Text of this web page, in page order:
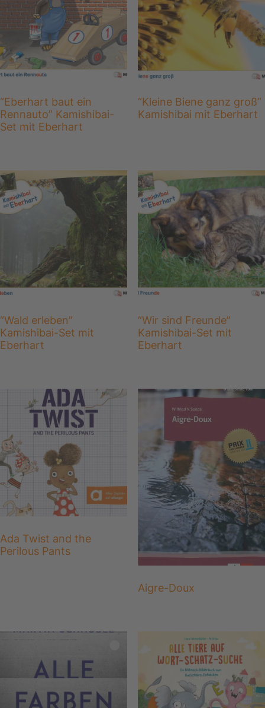
“Eberhart baut ein
Rennauto” Kamishibai-
Set mit Eberhart
“Kleine Biene ganz groß”
Kamishibai mit Eberhart
“Wald erleben”
Kamishibai-Set mit
Eberhart
“Wir sind Freunde”
Kamishibai-Set mit
Eberhart
Ada Twist and the
Perilous Pants
Aigre-Doux